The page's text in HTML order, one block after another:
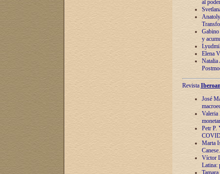
al poder
y
Elena
Natalia
Revista
José
Valeria
Petr P.
Marta
Víctor
Latina: